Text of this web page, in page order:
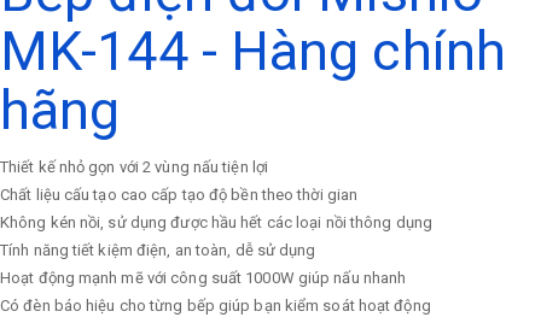
MK-144 - Hàng chính
hãng
Thiết kế nhỏ gọn với 2 vùng nấu tiện lợi
Chất liệu cấu tạo cao cấp tạo độ bền theo thời gian
Không kén nồi, sử dụng được hầu hết các loại nồi thông dụng
Tính năng tiết kiệm điện, an toàn, dễ sử dụng
Hoạt động mạnh mẽ với công suất 1000W giúp nấu nhanh
Có đèn báo hiệu cho từng bếp giúp bạn kiểm soát hoạt động